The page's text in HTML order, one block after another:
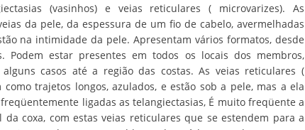
(vasinhos) e veias reticulares ( microvarizes). As
da pele, da espessura de um fio de cabelo, avermelhadas
na intimidade da pele. Apresentam vários formatos, desde
Podem estar presentes em todos os locais dos membros,
casos até a região das costas. As veias reticulares (
trajetos longos, azulados, e estão sob a pele, mas a ela
ligadas as telangiectasias, É muito freqüente a
coxa, com estas veias reticulares que se estendem para a